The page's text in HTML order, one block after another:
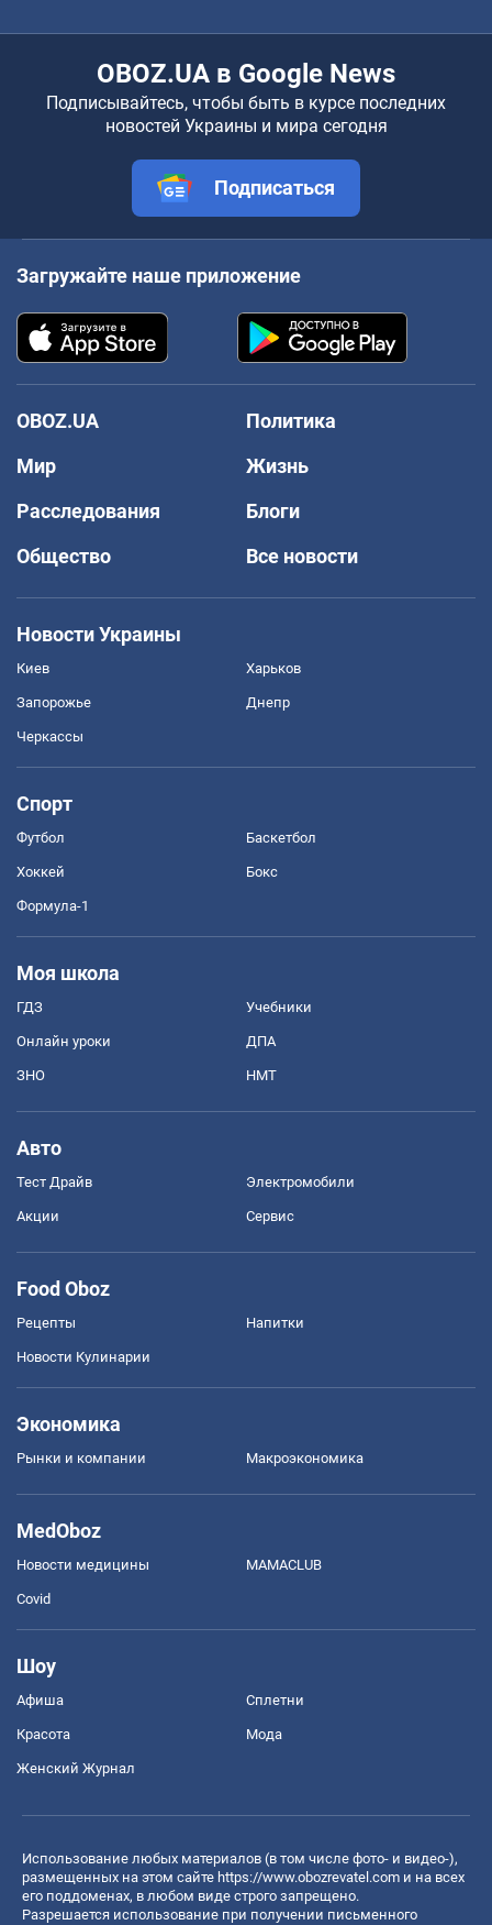
OBOZ.UA в Google News
Подписывайтесь, чтобы быть в курсе последних
новостей Украины и мира сегодня
Подписаться
Загружайте наше приложение
OBOZ.UA
Политика
Мир
Жизнь
Расследования
Блоги
Общество
Все новости
Новости Украины
Киев Харьков
Запорожье Днепр
Черкассы
Спорт
Футбол Баскетбол
Хоккей Бокс
Формула-1
Моя школа
ГДЗ Учебники
Онлайн уроки ДПА
ЗНО НМТ
Авто
Тест Драйв Электромобили
Акции Сервис
Food Oboz
Рецепты Напитки
Новости Кулинарии
Экономика
Рынки и компании Mакроэкономика
MedOboz
Новости медицины MAMACLUB
Covid
Шоу
Афиша Сплетни
Красота Мода
Женский Журнал
Использование любых материалов (в том числе фото- и видео-),
размещенных на этом сайте https://www.obozrevatel.com и на всех
его поддоменах, в любом виде строго запрещено.
Разрешается использование при получении письменного